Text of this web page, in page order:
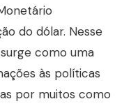
do dólar. Nesse
como uma
às políticas
por muitos como